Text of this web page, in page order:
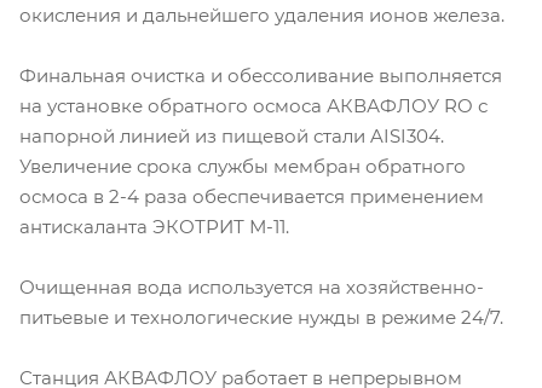
окисления и дальнейшего удаления ионов железа.
Финальная очистка и обессоливание выполняется
на установке обратного осмоса АКВАФЛОУ RO с
напорной линией из пищевой стали AISI304.
Увеличение срока службы мембран обратного
осмоса в 2-4 раза обеспечивается применением
антискаланта ЭКОТРИТ М-11.
Очищенная вода используется на хозяйственно-
питьевые и технологические нужды в режиме 24/7.
Станция АКВАФЛОУ работает в непрерывном